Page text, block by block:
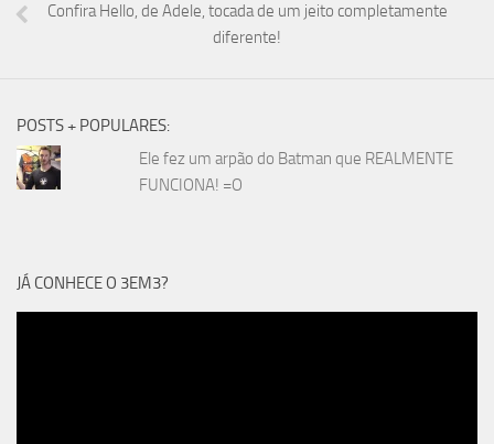
Confira Hello, de Adele, tocada de um jeito completamente
diferente!
POSTS + POPULARES:
Ele fez um arpão do Batman que REALMENTE
FUNCIONA! =O
JÁ CONHECE O 3EM3?